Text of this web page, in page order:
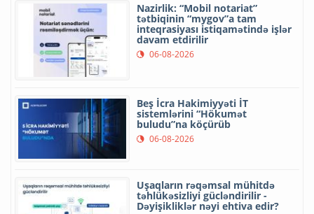
Nazirlik: “Mobil notariat”
tətbiqinin “mygov”a tam
inteqrasiyası istiqamətində işlər
davam etdirilir
06-08-2026
Beş İcra Hakimiyyəti İT
sistemlərini “Hökumət
buludu”na köçürüb
06-08-2026
Uşaqların rəqəmsal mühitdə
təhlükəsizliyi gücləndirilir -
Dəyişikliklər nəyi ehtiva edir?